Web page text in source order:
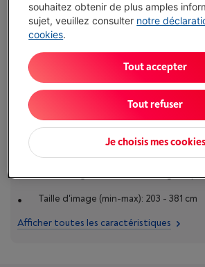
J'achète
Comparer
Caractéristiques
Taille d'image (min-max): 203 - 381 cm
Afficher toutes les caractéristiques
souhaitez obtenir de plus amples
sujet, veuillez consulter notre
cookies.
Je choisis mes cookies
Tout refuser
Tout accepter